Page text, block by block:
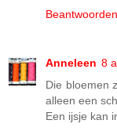
Beantwoorden
Anneleen 8
Die bloemen
alleen een
Een ijsje kan